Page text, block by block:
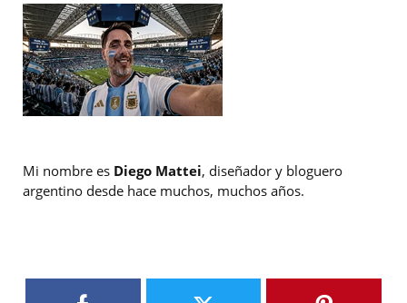
Mi nombre es Diego Mattei, diseñador y bloguero
argentino desde hace muchos, muchos años.